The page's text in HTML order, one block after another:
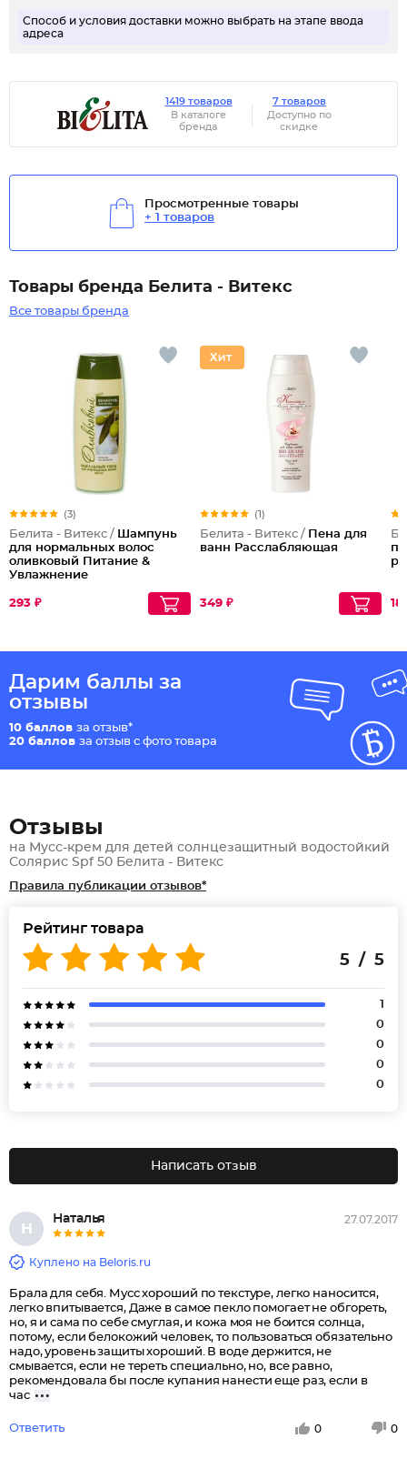
Способ и условия доставки можно выбрать на этапе ввода
адреса
1419 товаров
В каталоге
бренда
7 товаров
Доступно по
скидке
Просмотренные товары
+ 1 товаров
Товары бренда Белита - Витекс
Все товары бренда
(3)
Белита - Витекс / Шампунь
для нормальных волос
оливковый Питание &
Увлажнение
293 ₽
(1)
Белита - Витекс / Пена для
ванн Расслабляющая
349 ₽
Дарим баллы за
отзывы
10 баллов за отзыв*
20 баллов за отзыв с фото товара
Отзывы
на Мусс-крем для детей солнцезащитный водостойкий
Солярис Spf 50 Белита - Витекс
Правила публикации отзывов*
Рейтинг товара
5 / 5
1
0
0
0
0
Написать отзыв
Н
Наталья 27.07.2017
Куплено на Beloris.ru
Брала для себя. Мусс хороший по текстуре, легко наносится,
легко впитывается, Даже в самое пекло помогает не обгореть,
но, я и сама по себе смуглая, и кожа моя не боится солнца,
потому, если белокожий человек, то пользоваться обязательно
надо, уровень защиты хороший. В воде держится, не
смывается, если не тереть специально, но, все равно,
рекомендовала бы после купания нанести еще раз, если в
час
Ответить 0 0